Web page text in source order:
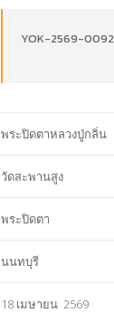
YOK-2569-0092
พระปิดตาหลวงปู่กลิ่น
วัดสะพานสูง
พระปิดตา
นนทบุรี
18 เมษายน 2569